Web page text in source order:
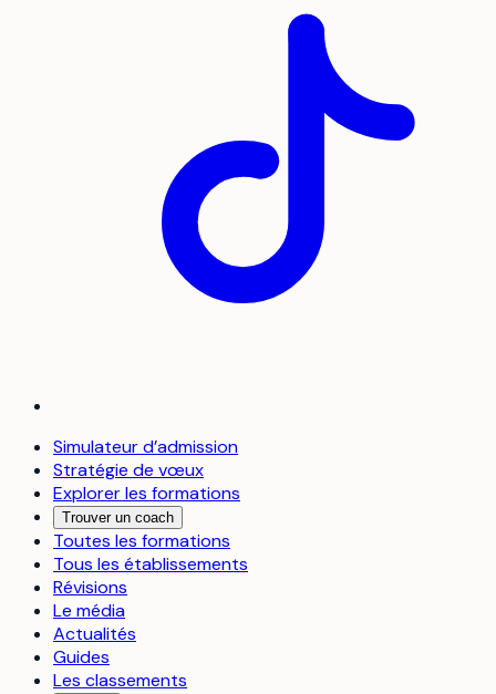
Simulateur d’admission
Stratégie de vœux
Explorer les formations
Trouver un coach
Toutes les formations
Tous les établissements
Révisions
Le média
Actualités
Guides
Les classements